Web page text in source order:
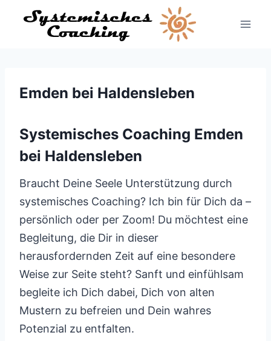
Inhalt
Emden bei Haldensleben
Systemisches Coaching Emden
bei Haldensleben
Braucht Deine Seele Unterstützung durch
systemisches Coaching? Ich bin für Dich da –
persönlich oder per Zoom! Du möchtest eine
Begleitung, die Dir in dieser
herausfordernden Zeit auf eine besondere
Weise zur Seite steht? Sanft und einfühlsam
begleite ich Dich dabei, Dich von alten
Mustern zu befreien und Dein wahres
Potenzial zu entfalten.